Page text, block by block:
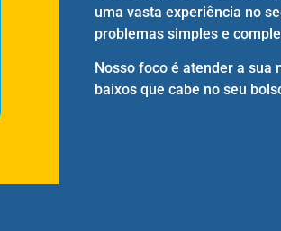
uma vasta experiência no
problemas simples e
Nosso foco é atender a sua
baixos que cabe no seu